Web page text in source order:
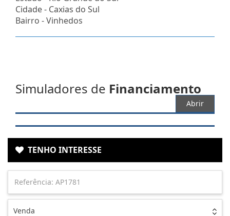
Cidade - Caxias do Sul
Bairro -Vinhedos
Simuladores de Financiamento
Abrir
TENHO INTERESSE
Venda